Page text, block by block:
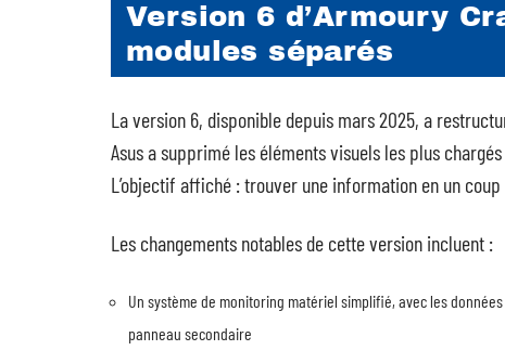
Version 6 d’Armoury
modules séparés
La version 6, disponible depuis mars 2025, a
Asus a supprimé les éléments visuels les plus
L’objectif affiché : trouver une information en un
Les changements notables de cette version incluent :
Un système de monitoring matériel simplifié, avec les données
panneau secondaire